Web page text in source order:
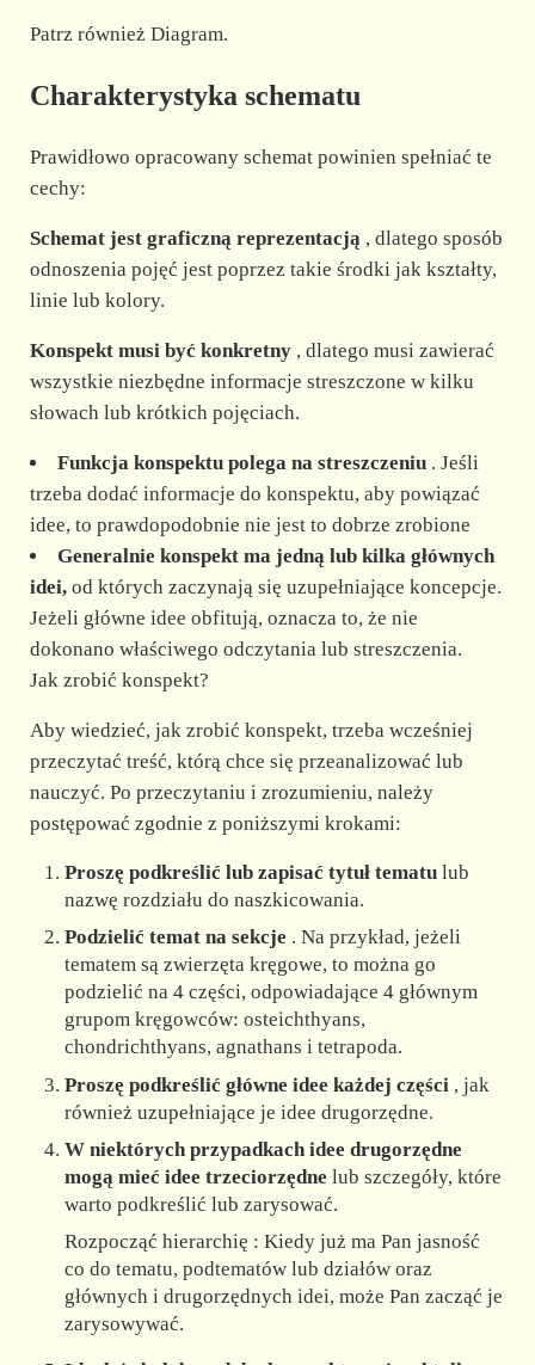
Patrz również Diagram.
Charakterystyka schematu
Prawidłowo opracowany schemat powinien spełniać te
cechy:
Schemat jest graficzną reprezentacją, dlatego sposób
odnoszenia pojęć jest poprzez takie środki jak kształty,
linie lub kolory.
Konspekt musi być konkretny, dlatego musi zawierać
wszystkie niezbędne informacje streszczone w kilku
słowach lub krótkich pojęciach.
Funkcja konspektu polega na streszczeniu. Jeśli
trzeba dodać informacje do konspektu, aby powiązać
idee, to prawdopodobnie nie jest to dobrze zrobione
Generalnie konspekt ma jedną lub kilka głównych
idei,od których zaczynają się uzupełniające koncepcje.
Jeżeli główne idee obfitują, oznacza to, że nie
dokonano właściwego odczytania lub streszczenia.
Jak zrobić konspekt?
Aby wiedzieć, jak zrobić konspekt, trzeba wcześniej
przeczytać treść, którą chce się przeanalizować lub
nauczyć. Po przeczytaniu i zrozumieniu, należy
postępować zgodnie z poniższymi krokami:
Proszę podkreślić lub zapisać tytuł tematu lub
nazwę rozdziału do naszkicowania.
Podzielić temat na sekcje . Na przykład, jeżeli
tematem są zwierzęta kręgowe, to można go
podzielić na 4 części, odpowiadające 4 głównym
grupom kręgowców: osteichthyans,
chondrichthyans, agnathans i tetrapoda.
Proszę podkreślić główne idee każdej części , jak
również uzupełniające je idee drugorzędne.
W niektórych przypadkach idee drugorzędne
mogą mieć idee trzeciorzędne lub szczegóły, które
warto podkreślić lub zarysować.
Rozpocząć hierarchię : Kiedy już ma Pan jasność
co do tematu, podtematów lub działów oraz
głównych i drugorzędnych idei, może Pan zacząć je
zarysowywać.